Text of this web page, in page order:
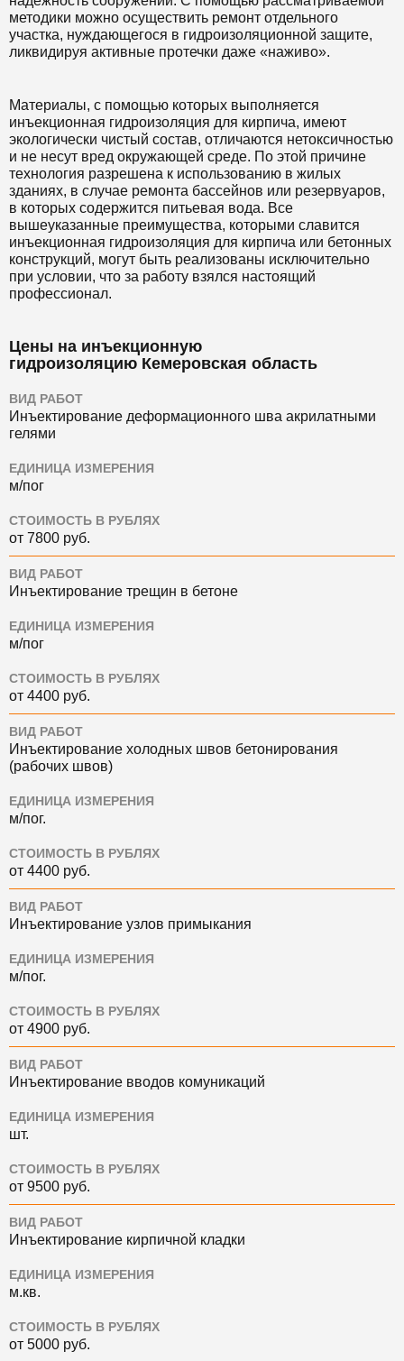
методики можно осуществить ремонт отдельного
участка, нуждающегося в гидроизоляционной защите,
ликвидируя активные протечки даже «наживо».
Материалы, с помощью которых выполняется
инъекционная гидроизоляция для кирпича, имеют
экологически чистый состав, отличаются нетоксичностью
и не несут вред окружающей среде. По этой причине
технология разрешена к использованию в жилых
зданиях, в случае ремонта бассейнов или резервуаров,
в которых содержится питьевая вода. Все
вышеуказанные преимущества, которыми славится
инъекционная гидроизоляция для кирпича или бетонных
конструкций, могут быть реализованы исключительно
при условии, что за работу взялся настоящий
профессионал.
Цены на инъекционную
гидроизоляцию Кемеровская область
ВИД РАБОТ
Инъектирование деформационного шва акрилатными
гелями
ЕДИНИЦА ИЗМЕРЕНИЯ
м/пог
СТОИМОСТЬ В РУБЛЯХ
от 7800 руб.
ВИД РАБОТ
Инъектирование трещин в бетоне
ЕДИНИЦА ИЗМЕРЕНИЯ
м/пог
СТОИМОСТЬ В РУБЛЯХ
от 4400 руб.
ВИД РАБОТ
Инъектирование холодных швов бетонирования
(рабочих швов)
ЕДИНИЦА ИЗМЕРЕНИЯ
м/пог.
СТОИМОСТЬ В РУБЛЯХ
от 4400 руб.
ВИД РАБОТ
Инъектирование узлов примыкания
ЕДИНИЦА ИЗМЕРЕНИЯ
м/пог.
СТОИМОСТЬ В РУБЛЯХ
от 4900 руб.
ВИД РАБОТ
Инъектирование вводов комуникаций
ЕДИНИЦА ИЗМЕРЕНИЯ
шт.
СТОИМОСТЬ В РУБЛЯХ
от 9500 руб.
ВИД РАБОТ
Инъектирование кирпичной кладки
ЕДИНИЦА ИЗМЕРЕНИЯ
м.кв.
СТОИМОСТЬ В РУБЛЯХ
от 5000 руб.